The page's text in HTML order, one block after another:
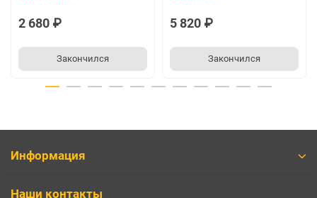
2 680 ₽
Закончился
5 820 ₽
Закончился
Информация
Наши контакты